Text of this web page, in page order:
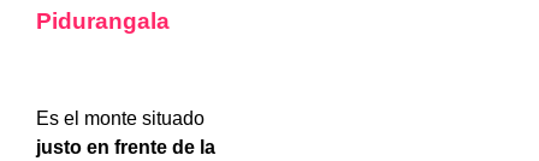
Pidurangala
Es el monte situado
justo en frente de la